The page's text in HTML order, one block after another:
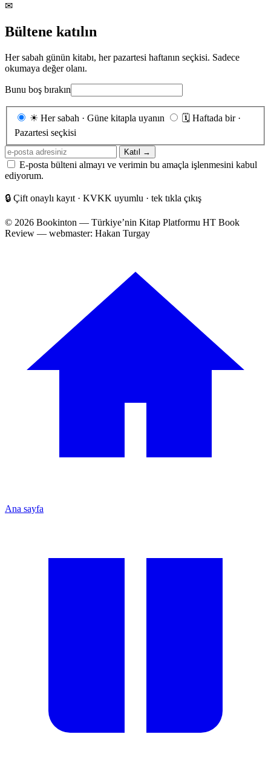
✉
Bültene katılın
Her sabah günün kitabı, her pazartesi haftanın seçkisi. Sadece
okumaya değer olanı.
Bunu boş bırakın
Gönderim
☀ Her sabah · Güne kitapla uyanın 🗓 Haftada bir ·
Pazartesi seçkisi
E-
posta
adresiniz
Katıl →
E-posta bülteni almayı ve verimin bu amaçla işlenmesini kabul
ediyorum.
🔒 Çift onaylı kayıt · KVKK uyumlu · tek tıkla çıkış
© 2026 Bookinton — Türkiye’nin Kitap Platformu HT Book
Review — webmaster: Hakan Turgay
Ana sayfa